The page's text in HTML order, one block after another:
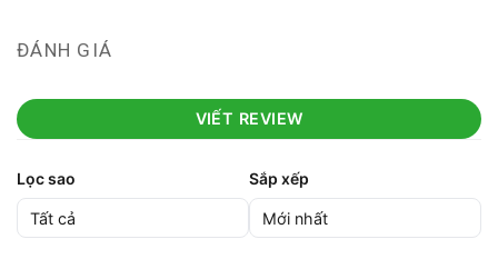
ĐÁNH GIÁ
VIẾT REVIEW
Lọc sao Sắp xếp